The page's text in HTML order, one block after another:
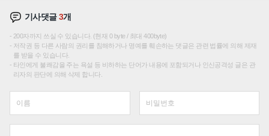
기사댓글3개
200자까지 쓰실 수 있습니다. (현재 0 byte / 최대 400byte)
저작권 등 다른 사람의 권리를 침해하거나 명예를 훼손하는 댓글은 관련 법률에 의해 제재
를 받을 수 있습니다.
타인에게 불쾌감을 주는 욕설 등 비하하는 단어가 내용에 포함되거나 인신공격성 글은 관
리자의 판단에 의해 삭제 합니다.